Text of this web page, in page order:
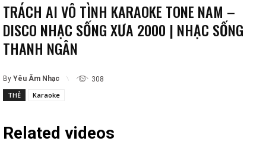
TRÁCH AI VÔ TÌNH KARAOKE TONE NAM –
DISCO NHẠC SỐNG XƯA 2000 | NHẠC SỐNG
THANH NGÂN
By Yêu Âm Nhạc 308
THẺ Karaoke
Related videos